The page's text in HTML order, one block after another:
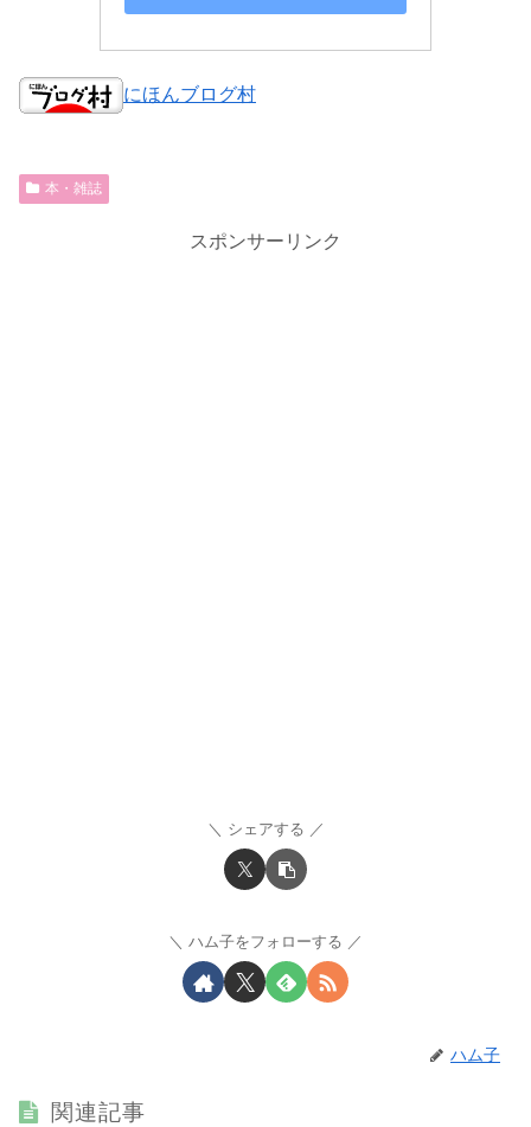
にほんブログ村
本・雑誌
スポンサーリンク
シェアする
ハム子をフォローする
ハム子
関連記事